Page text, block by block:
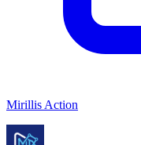
Mirillis Action